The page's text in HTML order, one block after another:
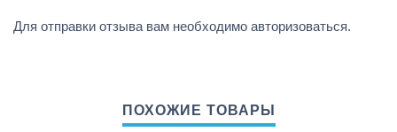
Для отправки отзыва вам необходимо авторизоваться.
ПОХОЖИЕ ТОВАРЫ